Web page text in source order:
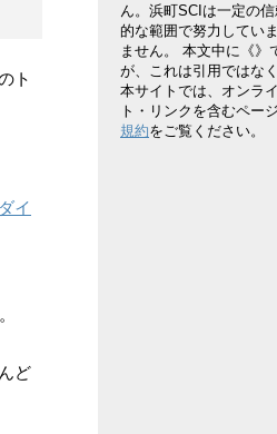
ト
イ
ど
ん。浜町SCIは一定の
的な範囲で努力してい
ません。 本文中に《》
が、これは引用ではな
本サイトでは、オンラ
ト・リンクを含むペー
規約をご覧ください。